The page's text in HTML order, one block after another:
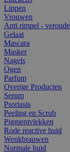
Lippen
Vrouwen
Anti rimpel -
Gelaat
Mascara
Masker
Nagels
Ogen
Parfum
Overige Producten
Serum
Psoriasis
Peeling en Scrub
Pigmentvlekken
Rode reactive huid
Wenkbrauwen
Normale huid